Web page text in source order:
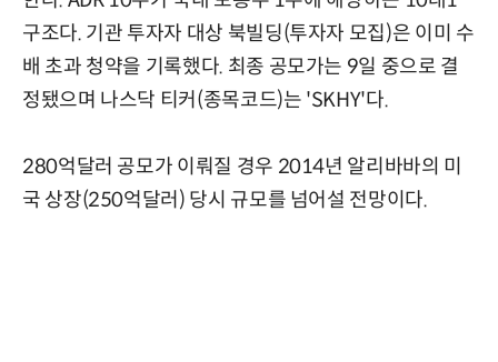
구조다. 기관 투자자 대상 북빌딩(투자자 모집)은 이미 수
배 초과 청약을 기록했다. 최종 공모가는 9일 중으로 결
정됐으며 나스닥 티커(종목코드)는 'SKHY'다.
280억달러 공모가 이뤄질 경우 2014년 알리바바의 미
국 상장(250억달러) 당시 규모를 넘어설 전망이다.